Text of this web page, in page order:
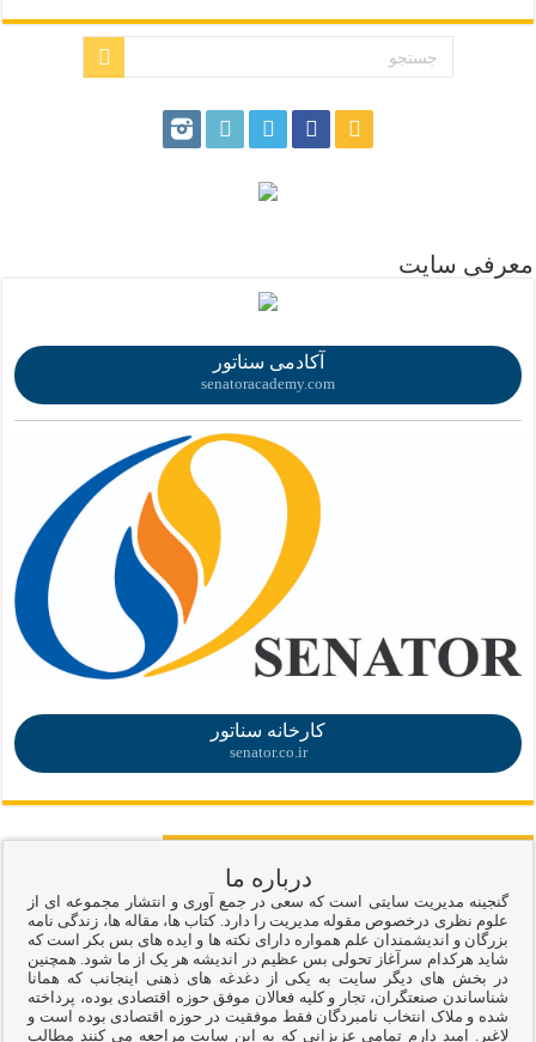
معرفی سایت
آکادمی سناتور
senatoracademy.com
کارخانه سناتور
senator.co.ir
درباره ما
گنجینه مدیریت سایتی است که سعی در جمع آوری و انتشار مجموعه ای از
علوم نظری درخصوص مقوله مدیریت را دارد. کتاب ها، مقاله ها، زندگی نامه
بزرگان و اندیشمندان علم همواره دارای نکته ها و ایده های بس بکر است که
شاید هرکدام سرآغاز تحولی بس عظیم در اندیشه هر یک از ما شود. همچنین
در بخش های دیگر سایت به یکی از دغدغه های ذهنی اینجانب که همانا
شناساندن صنعتگران، تجار و کلیه فعالان موفق حوزه اقتصادی بوده، پرداخته
شده و ملاک انتخاب نامبردگان فقط موفقیت در حوزه اقتصادی بوده است و
لاغیر. امید دارم تمامی عزیزانی که به این سایت مراجعه می کنند مطالب